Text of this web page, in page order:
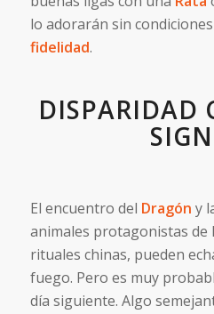
lo adorarán sin
fidelidad.
DISPARIDAD
El encuentro del Dragón y
animales protagonistas de
rituales chinas, pueden
fuego. Pero es muy
día siguiente. Algo